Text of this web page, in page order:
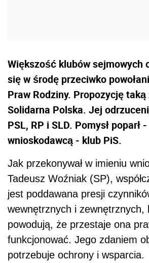
Większość klubów sejmowych
się w środę przeciwko
Praw Rodziny. Propozycję taką
Solidarna Polska. Jej
PSL, RP i SLD. Pomysł poparł
wnioskodawcą - klub PiS.
Jak przekonywał w imieniu
Tadeusz Woźniak (SP),
jest poddawana presji
wewnętrznych i zewnętrznych,
powodują, że przestaje ona
funkcjonować. Jego zdaniem
potrzebuje ochrony i wsparcia.